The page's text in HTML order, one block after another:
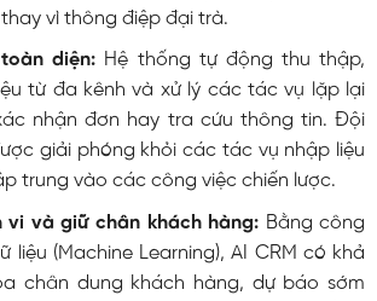
vì thông điệp đại trà.
diện: Hệ thống tự động thu thập,
từ đa kênh và xử lý các tác vụ lặp lại
nhận đơn hay tra cứu thông tin. Đội
giải phóng khỏi các tác vụ nhập liệu
trung vào các công việc chiến lược.
vi và giữ chân khách hàng: Bằng công
liệu (Machine Learning), AI CRM có khả
chân dung khách hàng, dự báo sớm